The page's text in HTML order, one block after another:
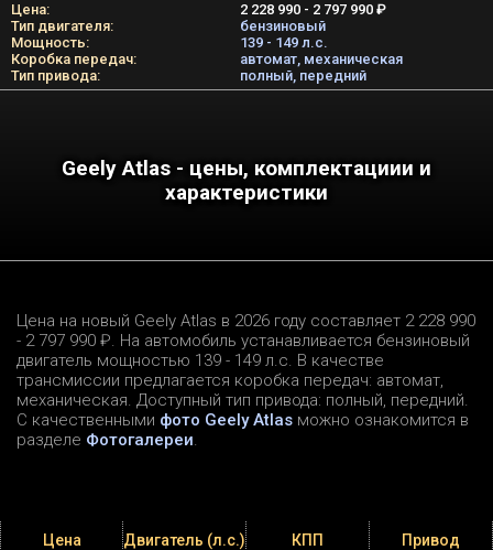
Цена:
2 228 990 - 2 797 990 ₽
Тип двигателя:
бензиновый
Мощность:
139 - 149 л.c.
Коробка передач:
автомат, механическая
Тип привода:
полный, передний
Geely Atlas - цены, комплектациии и
характеристики
Цена на новый Geely Atlas в 2026 году составляет 2 228 990
- 2 797 990 ₽. На автомобиль устанавливается бензиновый
двигатель мощностью 139 - 149 л.c. В качестве
трансмиссии предлагается коробка передач: автомат,
механическая. Доступный тип привода: полный, передний.
С качественными фото Geely Atlas можно ознакомится в
разделе Фотогалереи.
Цена Двигатель (л.с.) КПП Привод